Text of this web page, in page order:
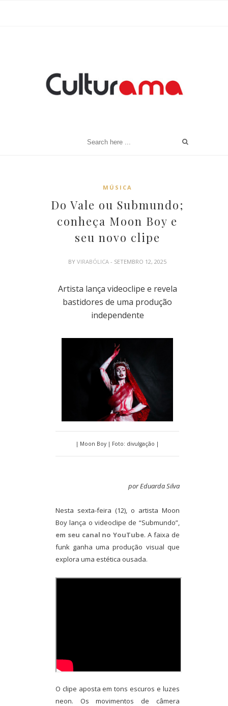
MÚSICA
Do Vale ou Submundo;
conheça Moon Boy e
seu novo clipe
BYVIRABÓLICA- SETEMBRO 12, 2025
Artista lança videoclipe e revela
bastidores de uma produção
independente
| Moon Boy | Foto: divulgação |
por Eduarda Silva
Nesta sexta-feira (12), o artista Moon
Boy lança o videoclipe de “Submundo”,
em seu canal no YouTube. A faixa de
funk ganha uma produção visual que
explora uma estética ousada.
O clipe aposta em tons escuros e luzes
neon. Os movimentos de câmera